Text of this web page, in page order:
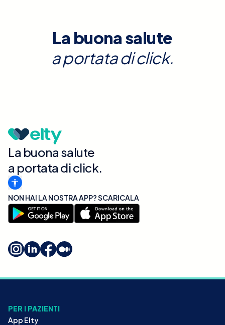
La buona salute
a portata di click.
La buona salute
a portata di click.
NON HAI LA NOSTRA APP? SCARICALA
PER I PAZIENTI
App Elty